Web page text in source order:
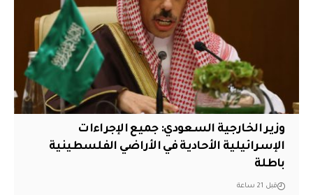
وزير الخارجية السعودي: جميع الإجراءات
الإسرائيلية الأحادية في الأراضي الفلسطينية
باطلة
قبل 21 ساعة